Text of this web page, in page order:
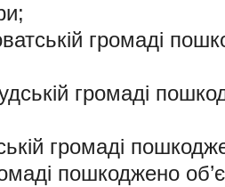
громаді
громаді
громаді
пошкоджено